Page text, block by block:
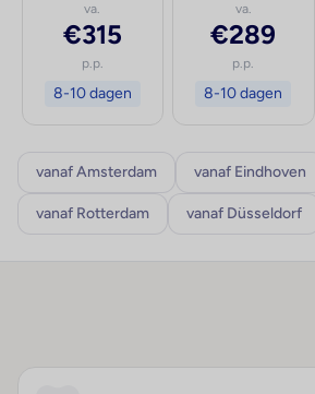
va.
€315
p.p.
8-10 dagen
va.
€289
p.p.
8-10 dagen
vanaf Amsterdam vanaf Eindhoven
vanaf Rotterdam vanaf Düsseldorf